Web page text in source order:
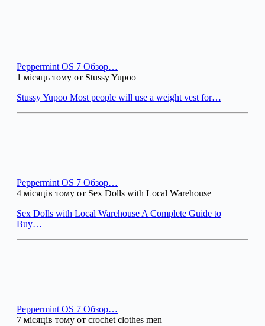
Peppermint OS 7 Обзор…
1 місяць тому от Stussy Yupoo
Stussy Yupoo Most people will use a weight vest for…
Peppermint OS 7 Обзор…
4 місяців тому от Sex Dolls with Local Warehouse
Sex Dolls with Local Warehouse A Complete Guide to
Buy…
Peppermint OS 7 Обзор…
7 місяців тому от crochet clothes men